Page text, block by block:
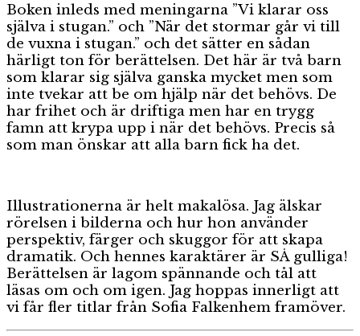
Boken inleds med meningarna ”Vi klarar oss
själva i stugan.” och ”När det stormar går vi till
de vuxna i stugan.” och det sätter en sådan
härligt ton för berättelsen. Det här är två barn
som klarar sig själva ganska mycket men som
inte tvekar att be om hjälp när det behövs. De
har frihet och är driftiga men har en trygg
famn att krypa upp i när det behövs. Precis så
som man önskar att alla barn fick ha det.
Illustrationerna är helt makalösa. Jag älskar
rörelsen i bilderna och hur hon använder
perspektiv, färger och skuggor för att skapa
dramatik. Och hennes karaktärer är SÅ gulliga!
Berättelsen är lagom spännande och tål att
läsas om och om igen. Jag hoppas innerligt att
vi får fler titlar från Sofia Falkenhem framöver.